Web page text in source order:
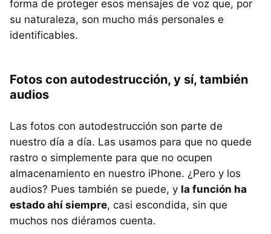
forma de proteger esos mensajes de voz que, por
su naturaleza, son mucho más personales e
identificables.
Fotos con autodestrucción, y sí, también
audios
Las fotos con autodestrucción son parte de
nuestro día a día. Las usamos para que no quede
rastro o simplemente para que no ocupen
almacenamiento en nuestro iPhone. ¿Pero y los
audios? Pues también se puede, y la función ha
estado ahí siempre, casi escondida, sin que
muchos nos diéramos cuenta.